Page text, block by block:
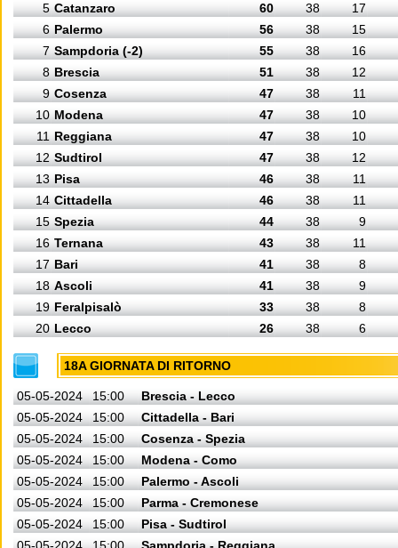
5 Catanzaro 60 38
17
6 Palermo 56 38
15
7 Sampdoria (-2) 55 38
16
8 Brescia 51 38
12
9 Cosenza 47 38
11
10 Modena 47 38
10
11 Reggiana 47 38
10
12 Sudtirol 47 38
12
13 Pisa 46 38
11
14 Cittadella 46 38
11
15 Spezia 44 38
9
16 Ternana 43 38
11
17 Bari 41 38
8
18 Ascoli 41 38
9
19 Feralpisalò 33 38
8
20 Lecco 26 38 6
18A GIORNATA DI RITORNO
05-05-2024 15:00
Brescia - Lecco
05-05-2024
15:00
Cittadella - Bari
05-05-2024
15:00
Cosenza - Spezia
05-05-2024
15:00
Modena - Como
05-05-2024
15:00
Palermo - Ascoli
05-05-2024
15:00
Parma - Cremonese
05-05-2024
15:00
Pisa - Sudtirol